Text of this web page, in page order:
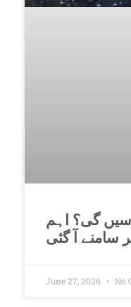
گی؟ اہم
سامنے آ گئی
June 27, 2026 No